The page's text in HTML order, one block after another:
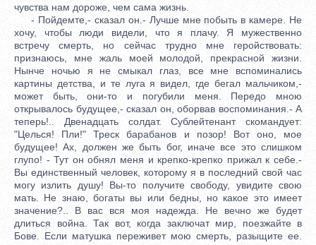
чувства нам дороже, чем сама жизнь.
- Пойдемте,- сказал он.- Лучше мне побыть в камере. Не
хочу, чтобы люди видели, что я плачу. Я мужественно
встречу смерть, но сейчас трудно мне геройствовать:
признаюсь, мне жаль моей молодой, прекрасной жизни.
Нынче ночью я не смыкал глаз, все мне вспоминались
картины детства, и те луга я видел, где бегал мальчиком,-
может быть, они-то и погубили меня. Передо мною
открывалось будущее,- сказал он, оборвав воспоминания.- А
теперь!.. Двенадцать солдат. Сублейтенант скомандует:
"Целься! Пли!" Треск барабанов и позор! Вот оно, мое
будущее! Ах, должен же быть бог, иначе все это слишком
глупо! - Тут он обнял меня и крепко-крепко прижал к себе.-
Вы единственный человек, которому я в последний свой час
могу излить душу! Вы-то получите свободу, увидите свою
мать. Не знаю, богаты вы или бедны, но какое это имеет
значение?.. В вас вся моя надежда. Не вечно же будет
длиться война. Так вот, когда заключат мир, поезжайте в
Бове. Если матушка переживет мою смерть, разыщите ее.